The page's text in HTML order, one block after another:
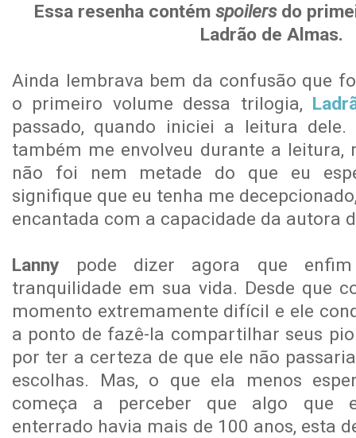
Essa resenha contémspoilers do
Ladrão de Almas.
Ainda lembrava bem da confusão que
o primeiro volume dessa trilogia,
passado, quando iniciei a leitura dele.
também me envolveu durante a leitura,
não foi nem metade do que eu
signifique que eu tenha me
encantada com a capacidade da autora
Lanny pode dizer agora que
tranquilidade em sua vida. Desde que
momento extremamente difícil e ele
a ponto de fazê-la compartilhar seus
por ter a certeza de que ele não
escolhas. Mas, o que ela menos
começa a perceber que algo que
enterrado havia mais de 100 anos, esta